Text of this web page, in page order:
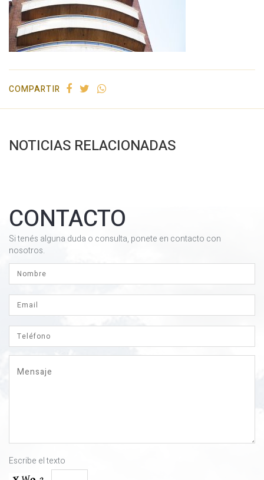
COMPARTIR
NOTICIAS RELACIONADAS
CONTACTO
Si tenés alguna duda o consulta, ponete en contacto con
nosotros.
Escribe el texto